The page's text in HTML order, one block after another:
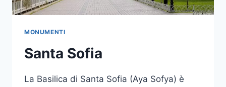
MONUMENTI
Santa Sofia
La Basilica di Santa Sofia (Aya Sofya) è